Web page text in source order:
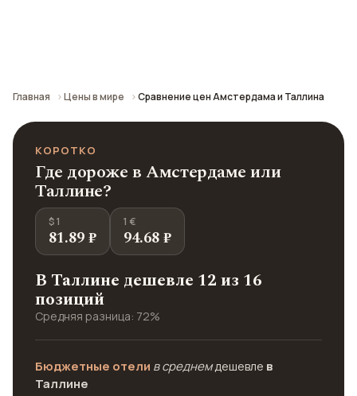
Главная Цены в мире Сравнение цен Амстердама и Таллина
КОРОТКО
Где дороже в Амстердаме или
Таллине?
$ 1
81.89 ₽
1 €
94.68 ₽
В Таллине дешевле 12 из 16
позиций
Средняя разница: 72%
Бюджетные отели в среднемдешевле в
Таллине